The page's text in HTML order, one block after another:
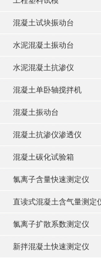
混凝土试块振动台
水泥混凝土振动台
水泥混凝土抗渗仪
混凝土单卧轴搅拌机
混凝土振动台
混凝土抗渗仪渗透仪
混凝土碳化试验箱
氯离子含量快速测定仪
直读式混凝土含气量测定
氯离子扩散系数测定仪
新拌混凝土快速测定仪